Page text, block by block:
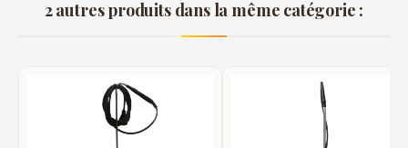
2 autres produits dans la même catégorie :